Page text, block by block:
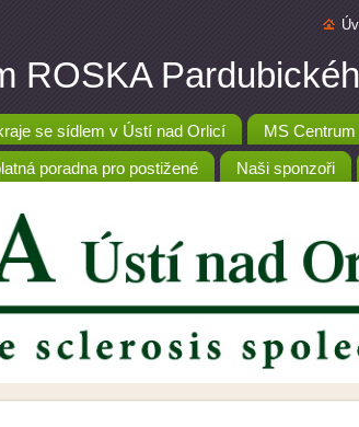
ROSKA
se sídlem v Ústí nad Orlicí MS
poradna pro postižené Naši sponzoři